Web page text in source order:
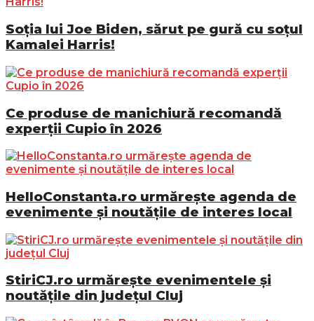
Soția lui Joe Biden, sărut pe gură cu soțul
Kamalei Harris!
Ce produse de manichiură recomandă
experții Cupio în 2026
HelloConstanta.ro urmărește agenda de
evenimente și noutățile de interes local
StiriCJ.ro urmărește evenimentele și
noutățile din județul Cluj